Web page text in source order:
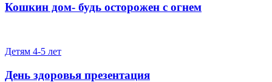
Кошкин дом- будь осторожен с огнем
Детям 4-5 лет
День здоровья презентация